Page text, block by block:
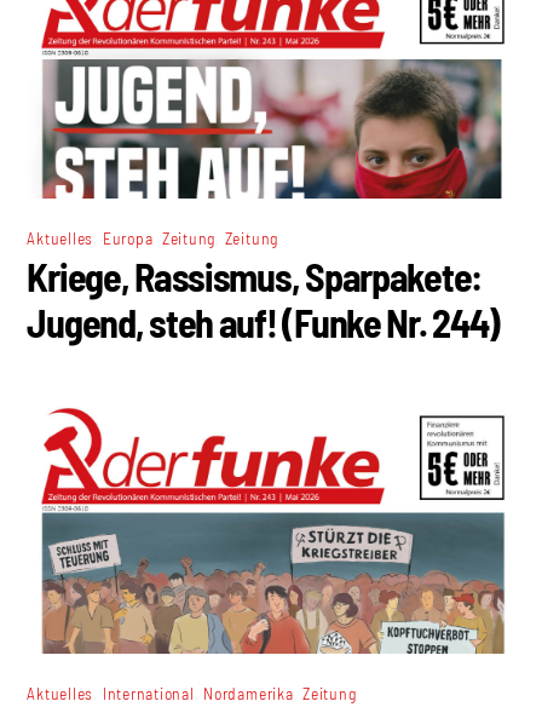
Aktuelles Europa Zeitung Zeitung
Kriege, Rassismus, Sparpakete:
Jugend, steh auf! (Funke Nr. 244)
Aktuelles International Nordamerika ,Zeitung